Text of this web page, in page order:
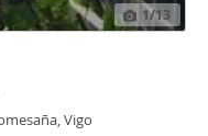
1/13
Vigo